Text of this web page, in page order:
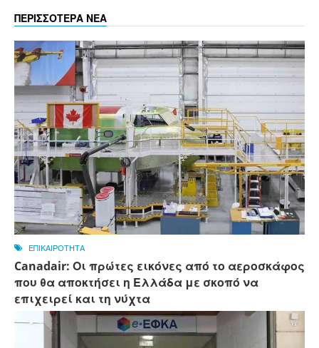
ΠΕΡΙΣΣΟΤΕΡΑ ΝΕΑ
ΕΠΙΚΑΙΡΟΤΗΤΑ
Canadair: Οι πρώτες εικόνες από το αεροσκάφος
που θα αποκτήσει η Ελλάδα με σκοπό να
επιχειρεί και τη νύχτα